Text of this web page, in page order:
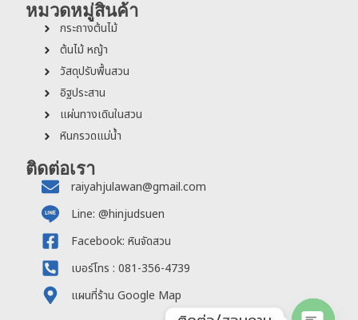
หมวดหมู่สินค้า
กระถางต้นไม้
ต้นไม้ หญ้า
วัสดุปรับพื้นสวน
อิฐประสาน
แผ่นทางเดินในสวน
หินกรวดแม่น้ำ
ติดต่อเรา
raiyahjulawan@gmail.com
Line: @hinjudsuen
Facebook: หินจัดสวน
เบอร์โทร : 081-356-4739
แผนที่ร้าน Google Map